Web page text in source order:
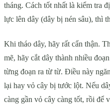
tháng. Cách tốt nhất là kiểm tra
lực lên dây (dây bị nén sâu), thì
Khi tháo dây, hãy rất cẩn thận.
mẽ, hãy cắt dây thành nhiều
từng đoạn ra từ từ. Điều này
lại hay vỏ cây bị tước lột. Nếu
càng gần vỏ cây càng tốt, rồi để